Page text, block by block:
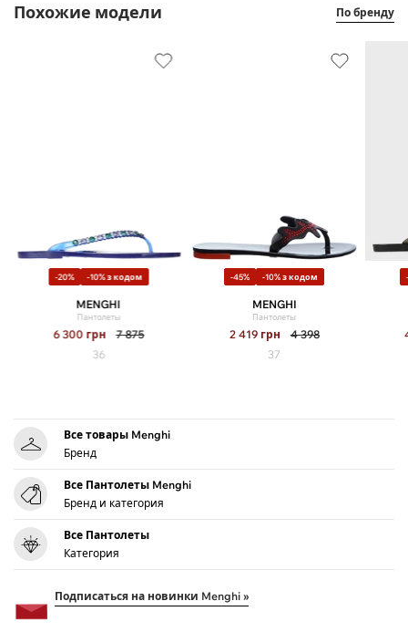
Похожие модели По бренду
-20% -10% з кодом
MENGHI
Пантолеты
6 300 грн
7 875
36
-45% -10% з кодом
MENGHI
Пантолеты
2 419 грн
4 398
37
Все товары Menghi
Бренд
Все Пантолеты Menghi
Бренд и категория
Все Пантолеты
Категория
Подписаться на новинки Menghi »